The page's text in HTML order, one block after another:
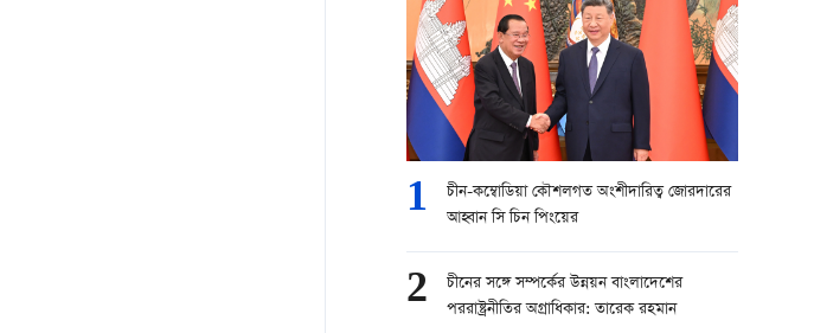
1
চীন-কম্বোডিয়া কৌশলগত অংশীদারিত্ব জোরদারের
আহ্বান সি চিন পিংয়ের
2
চীনের সঙ্গে সম্পর্কের উন্নয়ন বাংলাদেশের
পররাষ্ট্রনীতির অগ্রাধিকার: তারেক রহমান